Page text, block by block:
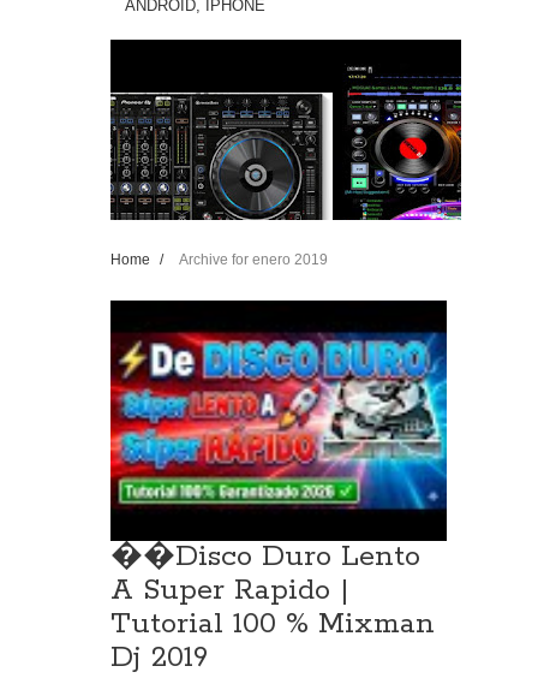
ANDROID, IPHONE
Home / Archive for enero 2019
��Disco Duro Lento
A Super Rapido |
Tutorial 100 % Mixman
Dj 2019